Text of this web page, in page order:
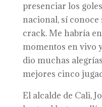
presenciar los
nacional, sí
crack. Me habría
momentos en vivo
dio muchas
mejores cinco
El alcalde de Cali,